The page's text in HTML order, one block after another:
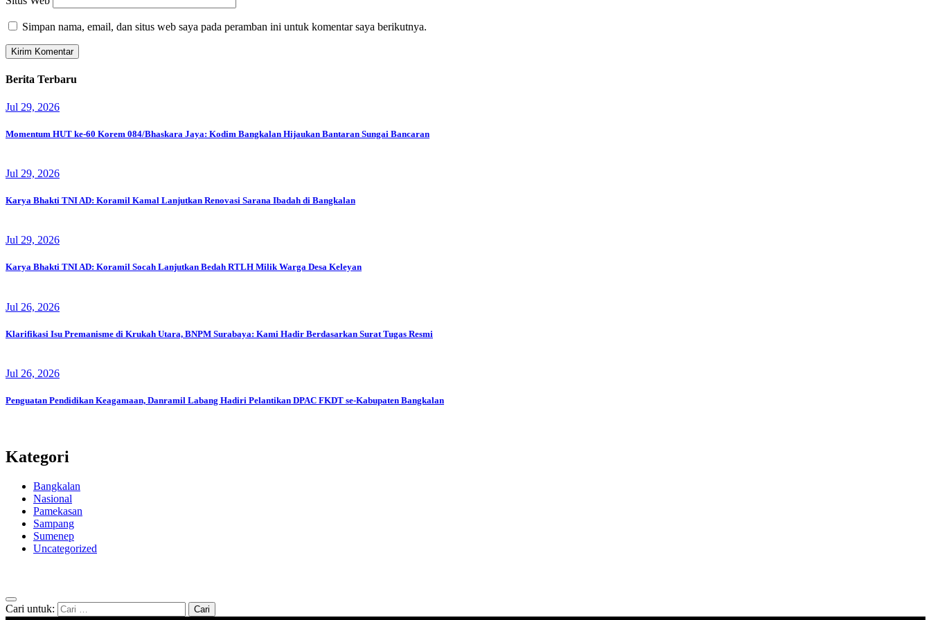
Simpan nama, email, dan situs web saya pada peramban ini untuk komentar saya berikutnya.
Berita Terbaru
Jul 29, 2026
Momentum HUT ke-60 Korem 084/Bhaskara Jaya: Kodim Bangkalan Hijaukan Bantaran Sungai Bancaran
Jul 29, 2026
Karya Bhakti TNI AD: Koramil Kamal Lanjutkan Renovasi Sarana Ibadah di Bangkalan
Jul 29, 2026
Karya Bhakti TNI AD: Koramil Socah Lanjutkan Bedah RTLH Milik Warga Desa Keleyan
Jul 26, 2026
Klarifikasi Isu Premanisme di Krukah Utara, BNPM Surabaya: Kami Hadir Berdasarkan Surat Tugas Resmi
Jul 26, 2026
Penguatan Pendidikan Keagamaan, Danramil Labang Hadiri Pelantikan DPAC FKDT se-Kabupaten Bangkalan
Kategori
Bangkalan
Nasional
Pamekasan
Sampang
Sumenep
Uncategorized
Cari untuk: